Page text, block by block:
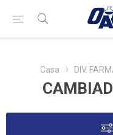
Casa DIV.